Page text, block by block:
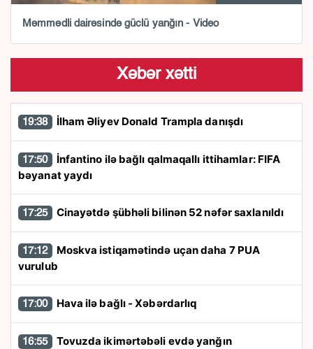
Məmmədli dairəsində güclü yanğın - Video
Xəbər xətti
19:38 İlham Əliyev Donald Trampla danışdı
17:50
bəyanat yaydı
17:25 Cinayətdə şübhəli bilinən 52 nəfər saxlanıldı
17:12
vurulub
17:00 Hava ilə bağlı - Xəbərdarlıq
16:55 Tovuzda ikimərtəbəli evdə yanğın